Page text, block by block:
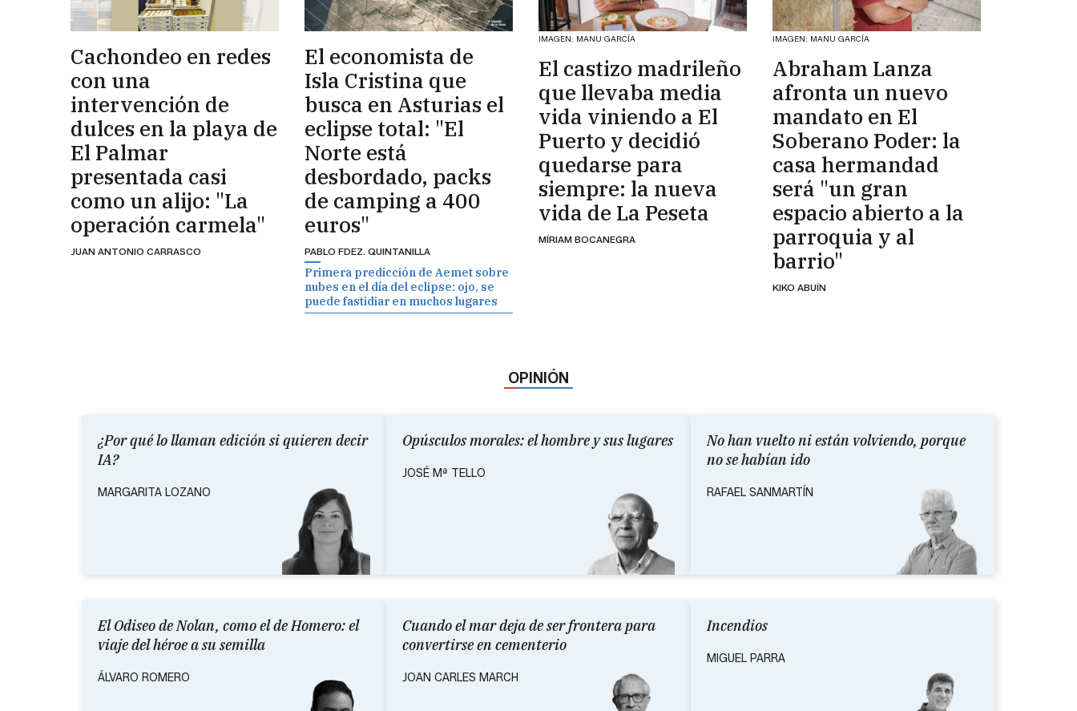
Cachondeo en redes
con una
intervención de
dulces en la playa de
El Palmar
presentada casi
como un alijo: "La
operación carmela"
JUAN ANTONIO CARRASCO
El economista de
Isla Cristina que
busca en Asturias el
eclipse total: "El
Norte está
desbordado, packs
de camping a 400
euros"
PABLO FDEZ. QUINTANILLA
Primera predicción de Aemet sobre
nubes en el día del eclipse: ojo, se
puede fastidiar en muchos lugares
IMAGEN: MANU GARCÍA
El castizo madrileño
que llevaba media
vida viniendo a El
Puerto y decidió
quedarse para
siempre: la nueva
vida de La Peseta
MÍRIAM BOCANEGRA
IMAGEN: MANU GARCÍA
Abraham Lanza
afronta un nuevo
mandato en El
Soberano Poder: la
casa hermandad
será "un gran
espacio abierto a la
parroquia y al
barrio"
KIKO ABUÍN
OPINIÓN
¿Por qué lo llaman edición si quieren decir
IA?
MARGARITA LOZANO
Opúsculos morales: el hombre y sus lugares
JOSÉ Mª TELLO
No han vuelto ni están volviendo, porque
no se habían ido
RAFAEL SANMARTÍN
El Odiseo de Nolan, como el de Homero: el
viaje del héroe a su semilla
ÁLVARO ROMERO
Cuando el mar deja de ser frontera para
convertirse en cementerio
JOAN CARLES MARCH
Incendios
MIGUEL PARRA